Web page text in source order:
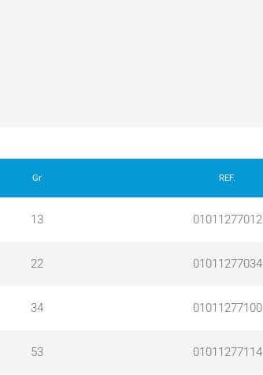
Gr REF.
13 01011277012
22 01011277034
34 01011277100
53 01011277114